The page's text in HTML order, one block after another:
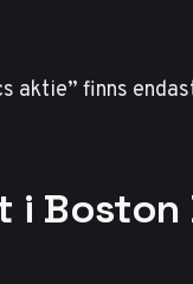
aktie” finns
i Boston